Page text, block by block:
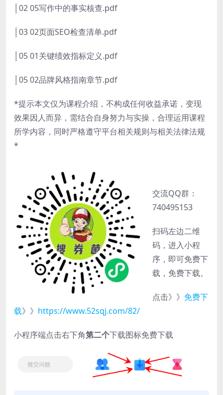
│02 05写作中的事实核查.pdf
│03 02页面SEO检查清单.pdf
│05 01关键绩效指标定义.pdf
│05 02品牌风格指南章节.pdf
*提示本文仅为课程介绍，不构成任何收益承诺，变现
效果因人而异，需结合自身努力与实操，合理运用课程
所学内容，同时严格遵守平台相关规则与相关法律法规
*
交流QQ群：
740495153
扫码左边二维
码，进入小程
序，即可免费下
载，免费下载。
点击》》 免费下
载》》 https://www.52sqj.com/82/
小程序端点击右下角第二个下载图标免费下载